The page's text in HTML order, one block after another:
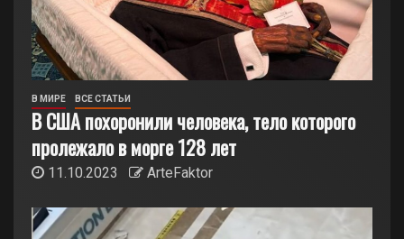
В МИРЕ ВСЕ СТАТЬИ
В США похоронили человека, тело которого
пролежало в морге 128 лет
11.10.2023 ArteFaktor